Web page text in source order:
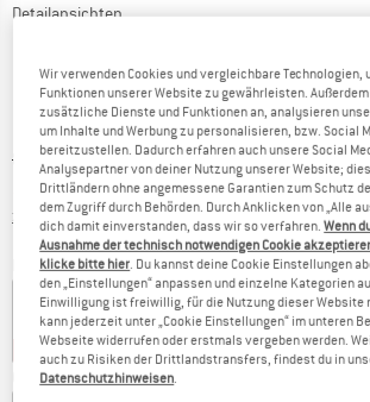
Detailansichten
Ursprünglicher Preis :
89,95€
Preis:
53,97€ inkl. MwSt.
zzgl. VersandkostenInformationen zu den
Farbe:Toast Beige / Cotton White
30% 35% 40%
Größe wählen:
Wir verwenden Cookies und vergleichbare Technologien,
Funktionen unserer Website zu gewährleisten.
zusätzliche Dienste und Funktionen an, analysieren
um Inhalte und Werbung zu personalisieren, bzw. Social
bereitzustellen. Dadurch erfahren auch unsere Social
Analysepartner von deiner Nutzung unserer Website;
Drittländern ohne angemessene Garantien zum Schutz
dem Zugriff durch Behörden. Durch Anklicken von „Alle
dich damit einverstanden, dass wir so verfahren.Wenn
Ausnahme der technisch notwendigen Cookie
klicke bitte hier . Du kannst deine Cookie Einstellungen
den „Einstellungen“ anpassen und einzelne Kategorien
Einwilligung ist freiwillig, für die Nutzung dieser Website
kann jederzeit unter „Cookie Einstellungen“ im unteren
Webseite widerrufen oder erstmals vergeben werden.
auch zu Risiken der Drittlandstransfers, findest du in
Datenschutzhinweisen